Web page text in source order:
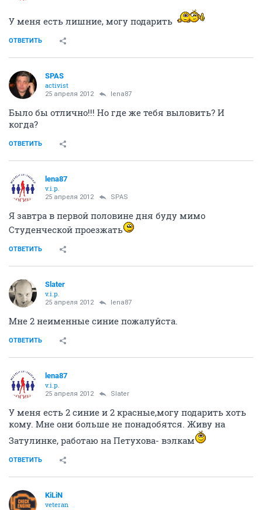
У меня есть лишние, могу подарить
ОТВЕТИТЬ
SPAS
activist
25 апреля 2012 lena87
Было бы отлично!!! Но где же тебя выловить? И
когда?
ОТВЕТИТЬ
lena87
v.i.p.
25 апреля 2012 SPAS
Я завтра в первой половине дня буду мимо
Студенческой проезжать
ОТВЕТИТЬ
Slater
v.i.p.
25 апреля 2012 lena87
Мне 2 неименные синие пожалуйста.
ОТВЕТИТЬ
lena87
v.i.p.
25 апреля 2012 Slater
У меня есть 2 синие и 2 красные,могу подарить хоть
кому. Мне они больше не понадобятся. Живу на
Затулинке, работаю на Петухова- вэлкам
ОТВЕТИТЬ
KiLiN
veteran